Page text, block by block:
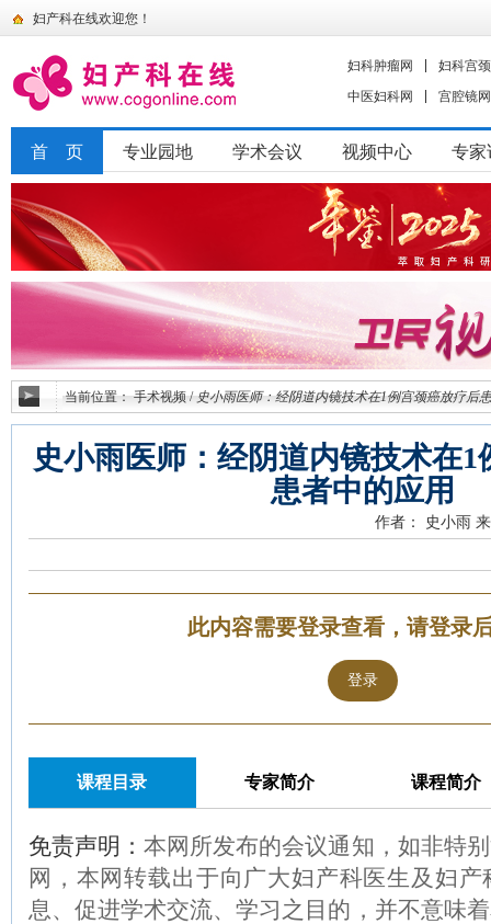
妇产科在线欢迎您！
妇科肿瘤网
妇科宫
中医妇科网
宫腔镜网
首 页 专业园地 学术会议 视频中心 专家
当前位置：手术视频 / 史小雨医师：经阴道内镜技术在1例宫颈癌放疗后
史小雨医师：经阴道内镜技术在1
患者中的应用
作者： 史小雨
此内容需要登录查看，请登录
登录
课程目录 专家简介 课程简介
免责声明：本网所发布的会议通知，如非特
网，本网转载出于向广大妇产科医生及妇
息、促进学术交流、学习之目的，并不意味